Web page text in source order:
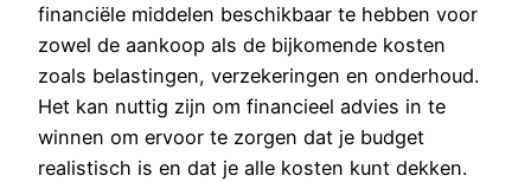
financiële middelen beschikbaar te hebben voor
zowel de aankoop als de bijkomende kosten
zoals belastingen, verzekeringen en onderhoud.
Het kan nuttig zijn om financieel advies in te
winnen om ervoor te zorgen dat je budget
realistisch is en dat je alle kosten kunt dekken.